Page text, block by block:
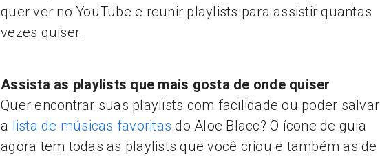
quer ver no YouTube e reunir playlists para assistir quantas
vezes quiser.
Assista as playlists que mais gosta de onde quiser
Quer encontrar suas playlists com facilidade ou poder salvar
a lista de músicas favoritas do Aloe Blacc? O ícone de guia
agora tem todas as playlists que você criou e também as de